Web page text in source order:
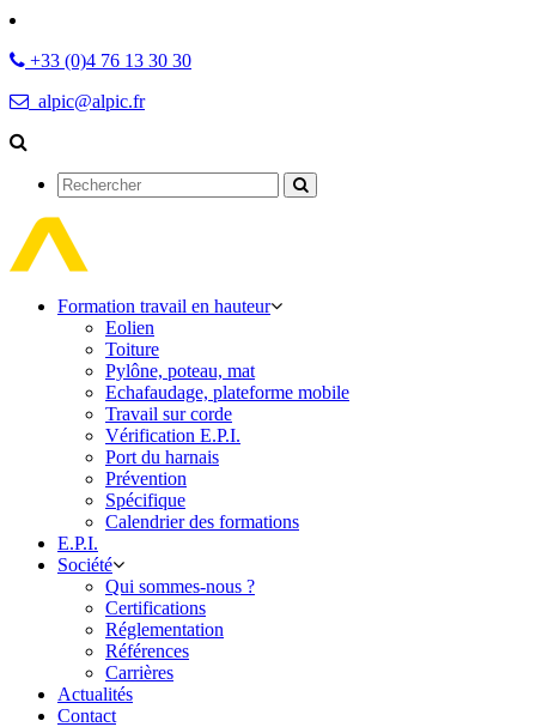
+33 (0)4 76 13 30 30
alpic@alpic.fr
Rechercher
Formation travail en hauteur
Eolien
Toiture
Pylône, poteau, mat
Echafaudage, plateforme mobile
Travail sur corde
Vérification E.P.I.
Port du harnais
Prévention
Spécifique
Calendrier des formations
E.P.I.
Société
Qui sommes-nous ?
Certifications
Réglementation
Références
Carrières
Actualités
Contact